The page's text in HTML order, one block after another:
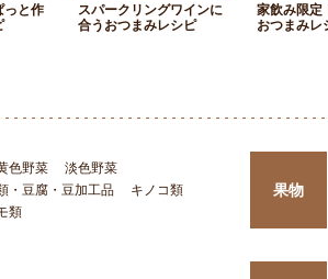
っと作
スパークリングワインに
合うおつまみレシピ
家飲み限定
おつまみレ
色野菜
淡色野菜
・豆腐・豆加工品
キノコ類
類
果物